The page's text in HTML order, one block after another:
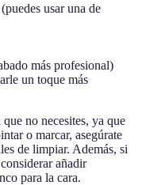
usar una de
más profesional)
un toque más
no necesites, ya que
o marcar, asegúrate
de limpiar. Además, si
añadir
para la cara.